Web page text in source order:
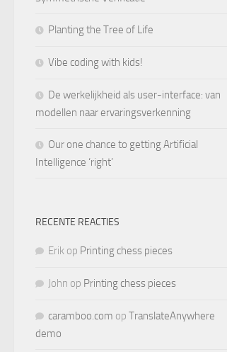
Planting the Tree of Life
Vibe coding with kids!
De werkelijkheid als user-interface: van
modellen naar ervaringsverkenning
Our one chance to getting Artificial
Intelligence ‘right’
RECENTE REACTIES
Erik op Printing chess pieces
John op Printing chess pieces
caramboo.com op TranslateAnywhere
demo